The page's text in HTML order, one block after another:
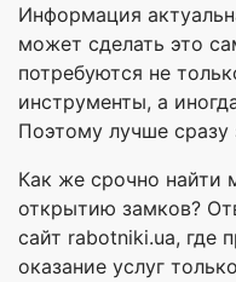
Информация
может сделать это
потребуются не
инструменты, а
Поэтому лучше сразу
Как же срочно найти
открытию замков?
сайт rabotniki.ua, где
оказание услуг